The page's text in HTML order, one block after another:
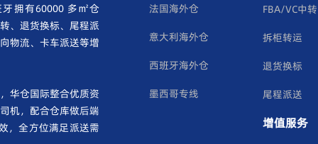
拥有60000 多㎡仓
、退货换标、尾程派
物流、卡车派送等增
华仓国际整合优质资
机，配合仓库做后端
，全方位满足派送需
法国海外仓
意大利海外仓
西班牙海外仓
墨西哥专线
FBA/VC中转
拆柜转运
退货换标
尾程派送
增值服务